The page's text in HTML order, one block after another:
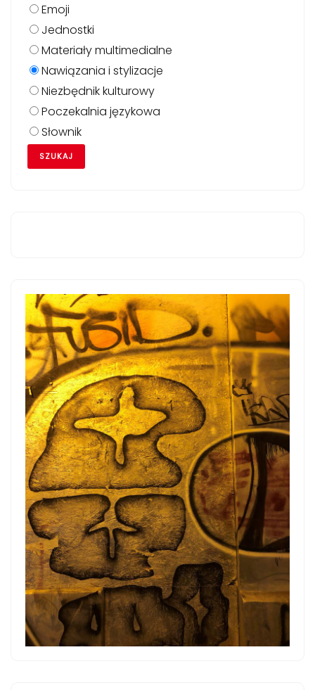
Emoji
Jednostki
Materiały multimedialne
Nawiązania i stylizacje
Niezbędnik kulturowy
Poczekalnia językowa
Słownik